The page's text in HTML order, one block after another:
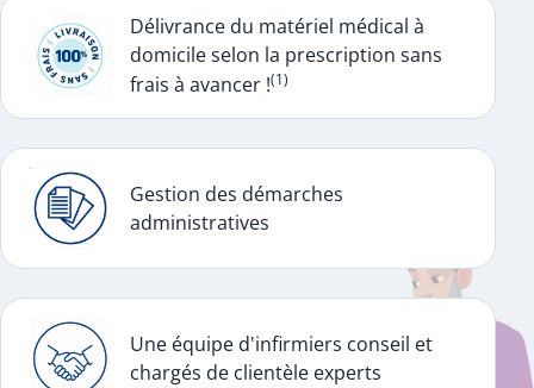
Délivrance du matériel médical à
domicile selon la prescription sans
frais à avancer !(1)
Gestion des démarches
administratives
Une équipe d'infirmiers conseil et
chargés de clientèle experts